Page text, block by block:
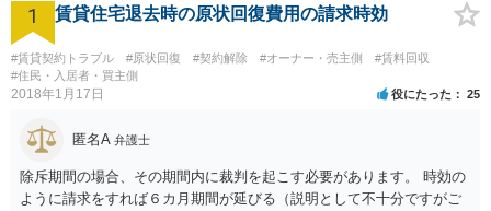
1 賃貸住宅退去時の原状回復費用の請求時効
#賃貸契約トラブル #原状回復 #契約解除 #オーナー・売主側
#賃料回収
#住民・入居者・買主側
2018年1月17日 役にたった 25
匿名A 弁護士
除斥期間の場合、その期間内に裁判を起こす必要があります。 時効の
ように請求をすれば６カ月期間が延びる（説明として不十分ですがご